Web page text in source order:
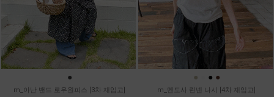
●
m_아난 밴드 로우원피스 [3차 재입고]
● ● ●
m_멘도사 린넨 나시 [4차 재입고]